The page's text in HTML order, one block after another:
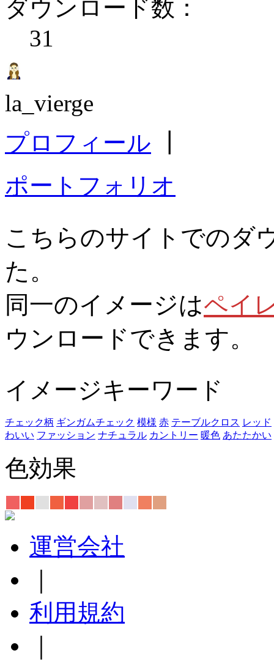
ダウンロード数：
31
la_vierge
プロフィール
ポートフォリオ
こちらのサイトでのダ
た。
同一のイメージはペイ
ウンロードできます。
イメージキーワード
チェック柄 ギンガムチェック 模様 赤 テーブルクロス レッド
わいい ファッション ナチュラル カントリー 暖色 あたたかい
色効果
運営会社
利用規約